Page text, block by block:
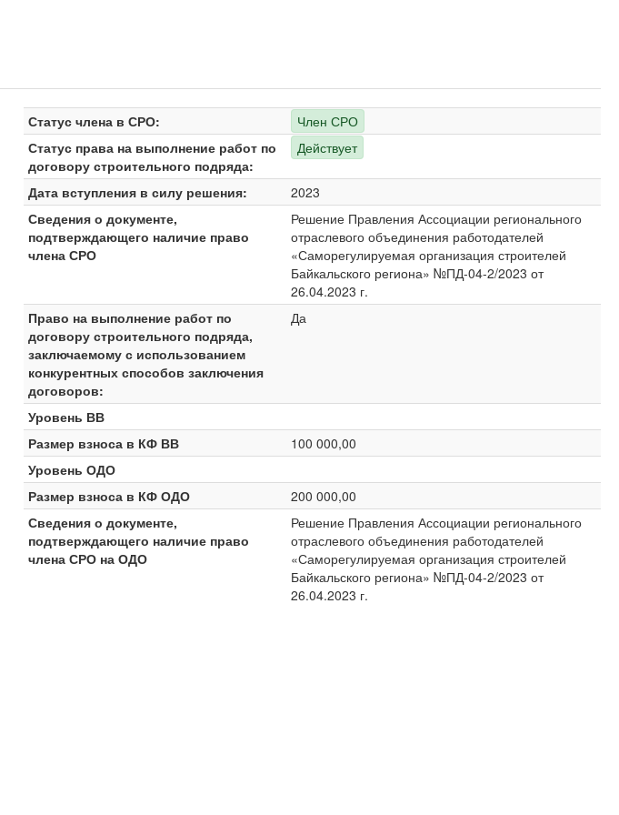
Статус члена в СРО:
Член СРО
Статус права на выполнение работ по
договору строительного подряда:
Действует
Дата вступления в силу решения:
2023
Сведения о документе,
подтверждающего наличие право
члена СРО
Решение Правления Ассоциации регионального
отраслевого объединения работодателей
«Саморегулируемая организация строителей
Байкальского региона» №ПД-04-2/2023 от
26.04.2023 г.
Право на выполнение работ по
договору строительного подряда,
заключаемому с использованием
конкурентных способов заключения
договоров:
Да
Уровень ВВ
Размер взноса в КФ ВВ
100 000,00
Уровень ОДО
Размер взноса в КФ ОДО
200 000,00
Сведения о документе,
подтверждающего наличие право
члена СРО на ОДО
Решение Правления Ассоциации регионального
отраслевого объединения работодателей
«Саморегулируемая организация строителей
Байкальского региона» №ПД-04-2/2023 от
26.04.2023 г.